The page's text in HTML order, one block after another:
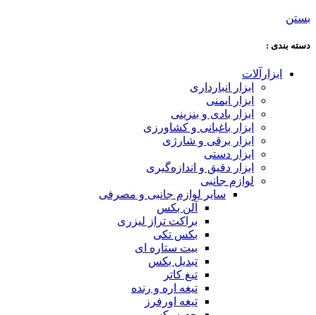
بستن
دسته‌ بندی :
ابزارآلات
ابزار انبارداری
ابزار ایمنی
ابزار بادی و بنزینی
ابزار باغبانی و کشاورزی
ابزار برقی و شارژی
ابزار دستی
ابزار دقیق و اندازه‌گیری
لوازم جانبی
سایر لوازم جانبی و مصرفی
آلن بکس
براکت تراز لیزری
بکس تکی
بیت ستاره ای
تبدیل بکس
تیغ کاتر
تیغه اره و رنده
تیغه اورفرز